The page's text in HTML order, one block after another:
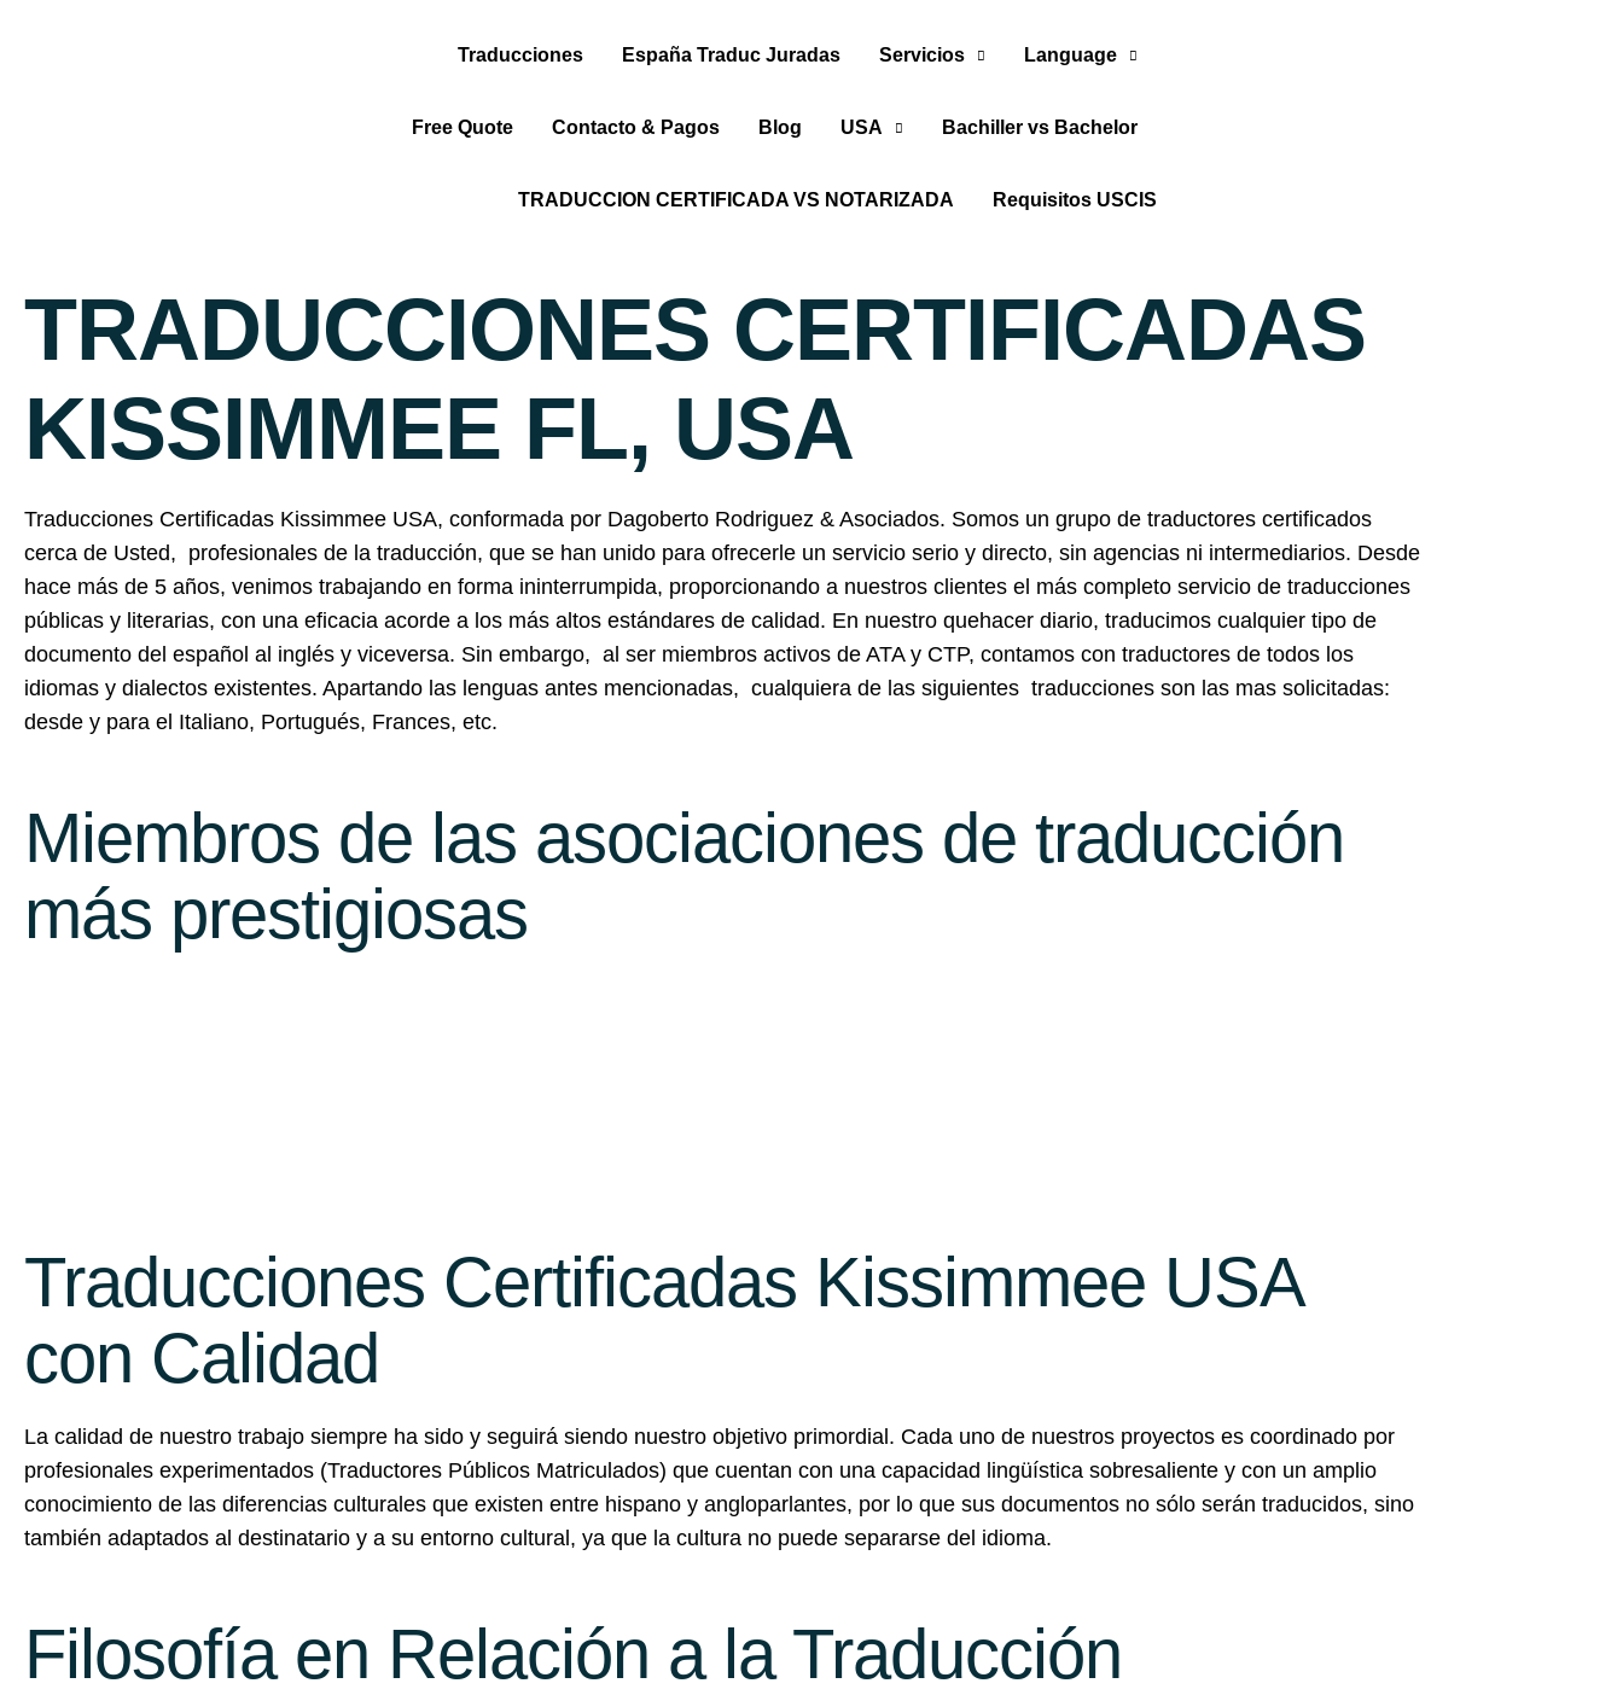
Traducciones España Traduc Juradas Servicios Language
Free Quote Contacto & Pagos Blog USA Bachiller vs Bachelor
TRADUCCION CERTIFICADA VS NOTARIZADA Requisitos USCIS
TRADUCCIONES CERTIFICADAS
KISSIMMEE FL, USA
Traducciones Certificadas Kissimmee USA, conformada por Dagoberto Rodriguez & Asociados. Somos un grupo de traductores certificados
cerca de Usted, profesionales de la traducción, que se han unido para ofrecerle un servicio serio y directo, sin agencias ni intermediarios. Desde
hace más de 5 años, venimos trabajando en forma ininterrumpida, proporcionando a nuestros clientes el más completo servicio de traducciones
públicas y literarias, con una eficacia acorde a los más altos estándares de calidad. En nuestro quehacer diario, traducimos cualquier tipo de
documento del español al inglés y viceversa. Sin embargo, al ser miembros activos de ATA y CTP, contamos con traductores de todos los
idiomas y dialectos existentes. Apartando las lenguas antes mencionadas, cualquiera de las siguientes traducciones son las mas solicitadas:
desde y para el Italiano, Portugués, Frances, etc.
Miembros de las asociaciones de traducción
más prestigiosas
Traducciones Certificadas Kissimmee USA
con Calidad
La calidad de nuestro trabajo siempre ha sido y seguirá siendo nuestro objetivo primordial. Cada uno de nuestros proyectos es coordinado por
profesionales experimentados (Traductores Públicos Matriculados) que cuentan con una capacidad lingüística sobresaliente y con un amplio
conocimiento de las diferencias culturales que existen entre hispano y angloparlantes, por lo que sus documentos no sólo serán traducidos, sino
también adaptados al destinatario y a su entorno cultural, ya que la cultura no puede separarse del idioma.
Filosofía en Relación a la Traducción